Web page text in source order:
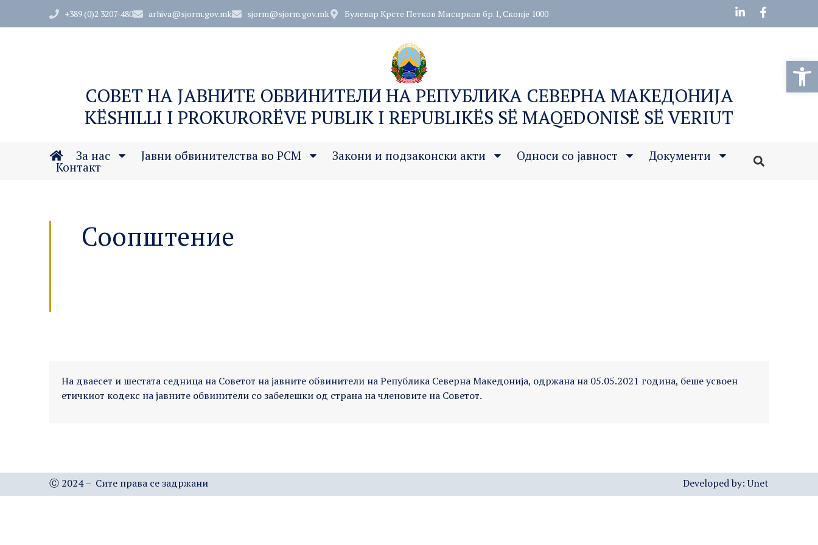
+389 (0)2 3207-480 arhiva@sjorm.gov.mk sjorm@sjorm.gov.mk Булевар Крсте Петков Мисирков бр.1, Скопје 1000
СОВЕТ НА ЈАВНИТЕ ОБВИНИТЕЛИ НА РЕПУБЛИКА СЕВЕРНА МАКЕДОНИЈА
KËSHILLI I PROKURORËVE PUBLIK I REPUBLIKËS SË MAQEDONISË SË VERIUT
За нас Јавни обвинителства во РСМ Закони и подзаконски акти Односи со јавност Документи
Контакт
Соопштение
На дваесет и шестата седница на Советот на јавните обвинители на Република Северна Македонија, одржана на 05.05.2021 година, беше усвоен
етичкиот кодекс на јавните обвинители со забелешки од страна на членовите на Советот.
Ⓒ 2024 – Сите права се задржани Developed by:Unet